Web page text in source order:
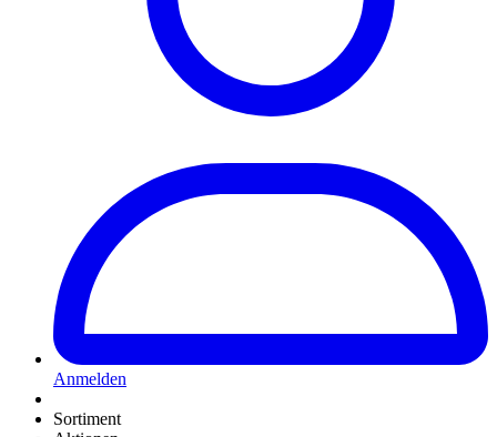
Anmelden
Sortiment